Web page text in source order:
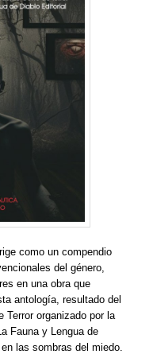
como un compendio
del género,
en una obra que
antología, resultado del
Terror organizado por la
Fauna y Lengua de
las sombras del miedo.